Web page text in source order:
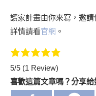
讀家計畫由你來寫，邀
詳情請看官網 。
5/5 (1 Review)
喜歡這篇文章嗎？分享給